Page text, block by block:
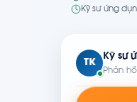
Kỹ sư ứng
TK
Kỹ sư
Phản